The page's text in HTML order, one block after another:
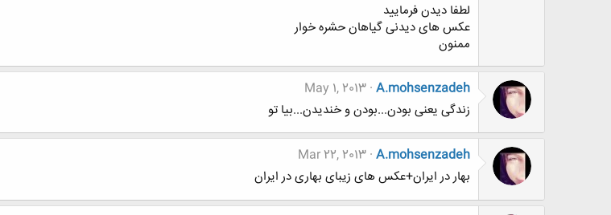
لطفا دیدن فرمایید
عکس های دیدنی گیاهان حشره خوار
ممنون
A.mohsenzadeh
May 1, 2013
زندگی یعنی بودن...بودن و خندیدن...بیا تو
A.mohsenzadeh
Mar 22, 2013
بهار در ایران+عکس های زیبای بهاری در ایران